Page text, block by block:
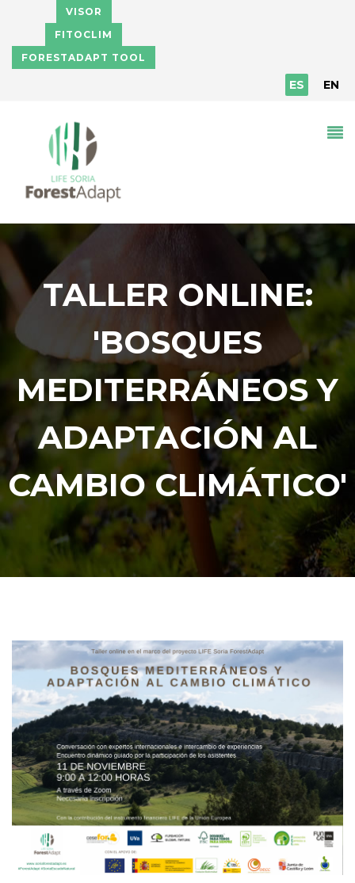
Pasar al contenido principal
VISOR
FITOCLIM
FORESTADAPT TOOL
ES EN
TALLER ONLINE:
'BOSQUES
MEDITERRÁNEOS Y
ADAPTACIÓN AL
CAMBIO CLIMÁTICO'